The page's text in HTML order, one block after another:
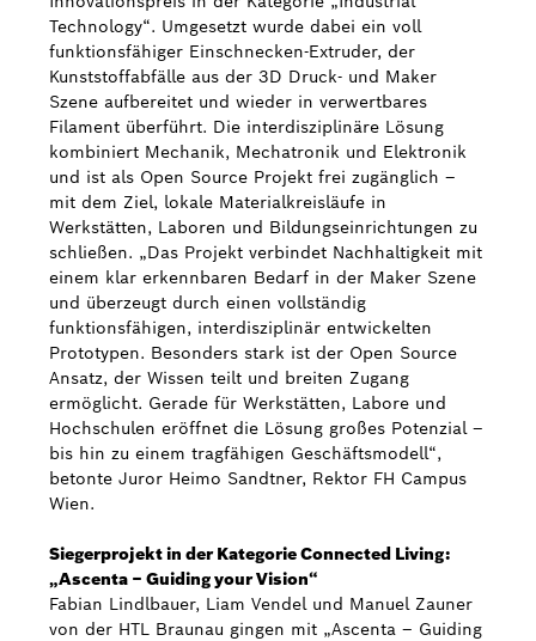
Technology“. Umgesetzt wurde dabei ein voll
funktionsfähiger Einschnecken-Extruder, der
Kunststoffabfälle aus der 3D Druck- und Maker
Szene aufbereitet und wieder in verwertbares
Filament überführt. Die interdisziplinäre Lösung
kombiniert Mechanik, Mechatronik und Elektronik
und ist als Open Source Projekt frei zugänglich –
mit dem Ziel, lokale Materialkreisläufe in
Werkstätten, Laboren und Bildungseinrichtungen zu
schließen. „Das Projekt verbindet Nachhaltigkeit mit
einem klar erkennbaren Bedarf in der Maker Szene
und überzeugt durch einen vollständig
funktionsfähigen, interdisziplinär entwickelten
Prototypen. Besonders stark ist der Open Source
Ansatz, der Wissen teilt und breiten Zugang
ermöglicht. Gerade für Werkstätten, Labore und
Hochschulen eröffnet die Lösung großes Potenzial –
bis hin zu einem tragfähigen Geschäftsmodell“,
betonte Juror Heimo Sandtner, Rektor FH Campus
Wien.
Siegerprojekt in der Kategorie Connected Living:
„Ascenta – Guiding your Vision“
Fabian Lindlbauer, Liam Vendel und Manuel Zauner
von der HTL Braunau gingen mit „Ascenta – Guiding